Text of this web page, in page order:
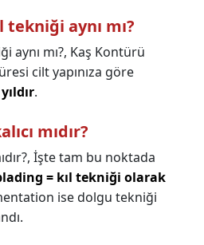
aynı mı?
aynı mı?, Kaş Kontürü
cilt yapınıza göre
.
mıdır?
İşte tam bu noktada
= kıl tekniği olarak
ise dolgu tekniği